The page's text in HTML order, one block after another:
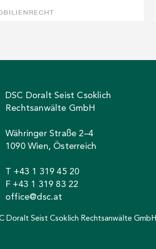
DSC Doralt Seist Csoklich
Rechtsanwälte GmbH
Währinger Straße 2–4
1090 Wien, Österreich
T +43 1 319 45 20
F +43 1 319 83 22
office@dsc.at
Doralt Seist Csoklich Rechtsanwälte GmbH